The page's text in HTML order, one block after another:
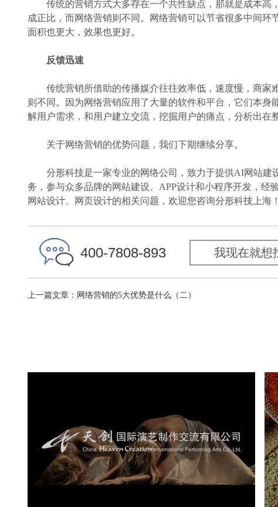
传统的营销方式大多存在一个共性缺点，那就是成本高
成正比，而网络营销则不同。网络营销可以节省很多中间
面积也更大，效果也更好。
反馈迅速
传统营销所借助的传播媒介往往效率低，速度慢，商家
则不同。因为网络营销应用了大量的软件和平台，它们本
解用户需求，和用户建立交流，挖掘用户的痛点，分析出在
关于网络营销的优势问题，我们下期继续分享。
分形科技是一家专业的网络公司，致力于提供AI网站建
务，参与众多品牌的网站建设、APP设计和小程序开发，经
网站设计、网页设计的相关问题，欢迎您咨询分形科技上海！
400-7808-893 我现在就想
上一篇文章：网络营销的5大优势是什么（二）
天创国际演艺
演艺娱乐 品牌官网 网站建设 网页设计